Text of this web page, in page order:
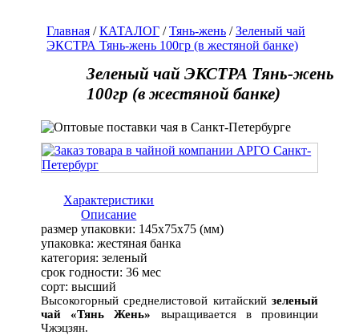
Главная /КАТАЛОГ /Тянь-жень /Зеленый чай
ЭКСТРА Тянь-жень 100гр (в жестяной банке)
Зеленый чай ЭКСТРА Тянь-жень
100гр (в жестяной банке)
Характеристики
Описание
размер упаковки: 145x75x75 (мм)
упаковка: жестяная банка
категория: зеленый
срок годности: 36 мес
сорт: высший
Высокогорный среднелистовой китайский зеленый
чай «Тянь Жень» выращивается в провинции
Чжэцзян.